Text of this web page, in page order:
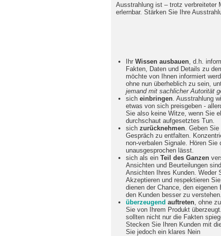
Ausstrahlung ist – trotz verbreiteter
erlernbar. Stärken Sie Ihre
Ihr Wissen ausbauen , d.h.
Fakten, Daten und Details zu
möchte von Ihnen informiert
ohne nun überheblich zu sein,
jemand mit sachlicher Autorität
sich einbringen . Ausstrahlung
etwas von sich preisgeben -
Sie also keine Witze, wenn Sie
durchschaut aufgesetztes Tun.
sich zurücknehmen . Geben
Gespräch zu entfalten.
non-verbalen Signale. Hören
unausgesprochen lässt.
sich als ein Teil des Ganzen
Ansichten und Beurteilungen
Ansichten Ihres Kunden. Weder
Akzeptieren und respektieren
dienen der Chance, den
den Kunden besser zu
überzeugend auftreten , ohne
Sie von Ihrem Produkt
sollten nicht nur die Fakten
Stecken Sie Ihren Kunden mit
Sie jedoch ein klares Nein